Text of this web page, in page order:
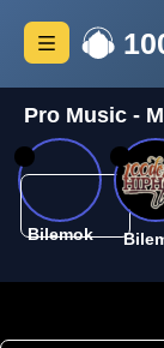
Pro Music -
Bilemok